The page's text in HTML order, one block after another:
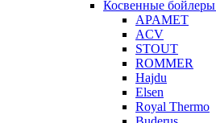
Косвенные бойлеры
APAMET
ACV
STOUT
ROMMER
Hajdu
Elsen
Royal Thermo